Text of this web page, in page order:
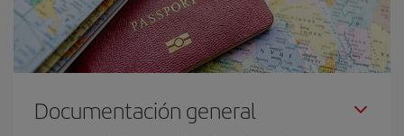
Documentación general